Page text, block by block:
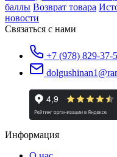
баллы Возврат товара
новости
Связаться с нами
+7 (978) 829-37-
Информация